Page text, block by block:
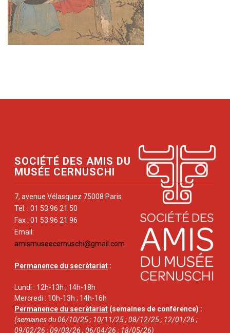
SOCIÉTÉ DES AMIS DU
MUSÉE CERNUSCHI
7, avenue Vélasquez 75008 Paris
Tél. : 01 53 96 21 50
Fax : 01 53 96 21 96
Email:
amismuseecernuschi@gmail.com
Permanence du secrétariat :
Lundi : 12h-13h ; 14h-18h
Mercredi : 10h-13h ; 14h-16h
Permanence du secrétariat (semaines de conférence) :
(semaines du 06/10/25 ; 10/11/25 ; 08/12/25 ; 12/01/26 ;
09/02/26 ; 09/03/26 ; 06/04/26 ; 18/05/26)